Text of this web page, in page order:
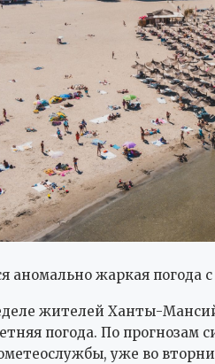
аномально жаркая погода
жителей Ханты-
погода. По прогнозам
уже во